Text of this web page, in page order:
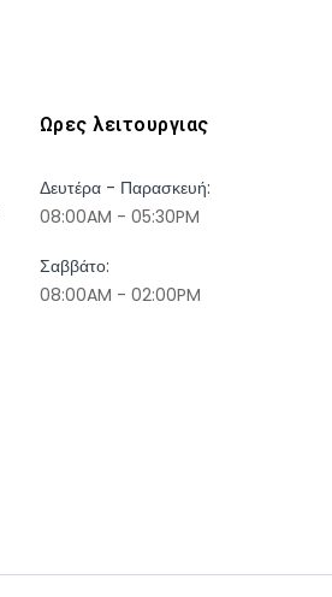
Ωρες λειτουργιας
Δευτέρα - Παρασκευή:
08:00AM - 05:30PM
Σαββάτο:
08:00AM - 02:00PM